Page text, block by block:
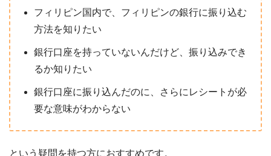
フィリピン国内で、フィリピンの銀行に振り込む
方法を知りたい
銀行口座を持っていないんだけど、振り込みでき
るか知りたい
銀行口座に振り込んだのに、さらにレシートが必
要な意味がわからない
という疑問を持つ方におすすめです。